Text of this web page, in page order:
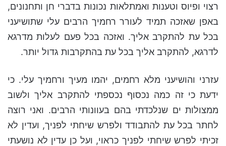
רצוי ופיוס וטענות ואמתלאות נכונות בדברי חן ותחנונים,
באפן שאזכה תמיד לעורר רחמיך הרבים עלי שתושיעני
בכל עת להתקרב אליך. ואזכה בכל פעם לעלות מדרגא
לדרגא, להתקרב אליך בכל עת בהתקרבות גדול יותר.
עזרני והושיעני מלא רחמים, יהמו מעיך ורחמיך עלי. כי
ידעת כי זה כמה נכסוף נכספתי להתקרב אליך ולשוב
ממצולות ים שנלכדתי בהם בעוונותי הרבים. ואני רוצה
לחתר בכל עת להתבודד ולפרש שיחתי לפניך, ועדין לא
זכיתי לפרש שיחתי לפניך כראוי, ועל כן עדין לא נושעתי